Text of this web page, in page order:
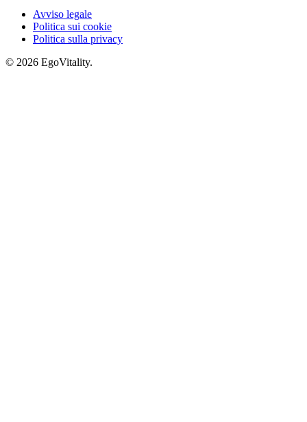
Avviso legale
Politica sui cookie
Politica sulla privacy
© 2026 EgoVitality.